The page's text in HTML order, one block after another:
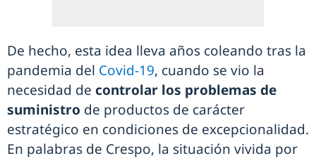
De hecho, esta idea lleva años coleando tras la
pandemia del Covid-19, cuando se vio la
necesidad de controlar los problemas de
suministro de productos de carácter
estratégico en condiciones de excepcionalidad.
En palabras de Crespo, la situación vivida por